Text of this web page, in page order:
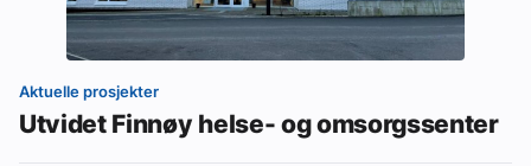
Aktuelle prosjekter
Utvidet Finnøy helse- og omsorgssenter